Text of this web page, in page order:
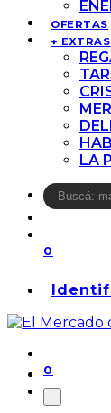
OFERTAS
+ EXTRAS
LA
0
0